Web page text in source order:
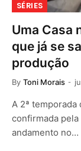
SÉRIES
Uma Casa
que já se
produção
By Toni Morais
A 2ª temporada
confirmada
andamento no…